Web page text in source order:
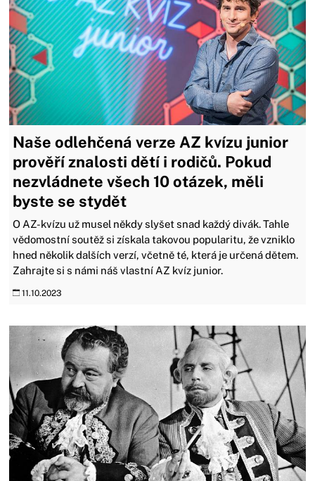
Naše odlehčená verze AZ kvízu junior
prověří znalosti dětí i rodičů. Pokud
nezvládnete všech 10 otázek, měli
byste se stydět
O AZ-kvízu už musel někdy slyšet snad každý divák. Tahle
vědomostní soutěž si získala takovou popularitu, že vzniklo
hned několik dalších verzí, včetně té, která je určená dětem.
Zahrajte si s námi náš vlastní AZ kvíz junior.
11.10.2023